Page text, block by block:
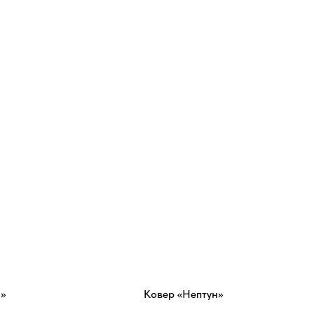
Ковер «Нептун»